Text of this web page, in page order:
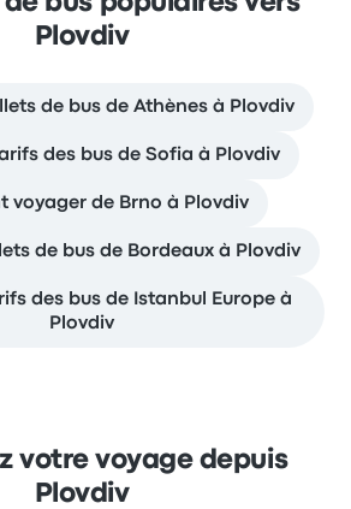
Plovdiv
de bus de Athènes à Plovdiv
des bus de Sofia à Plovdiv
voyager de Brno à Plovdiv
de bus de Bordeaux à Plovdiv
des bus de Istanbul Europe à
Plovdiv
votre voyage depuis
Plovdiv